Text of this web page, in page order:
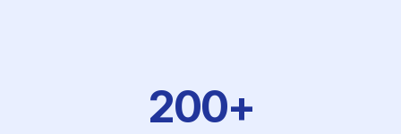
200+